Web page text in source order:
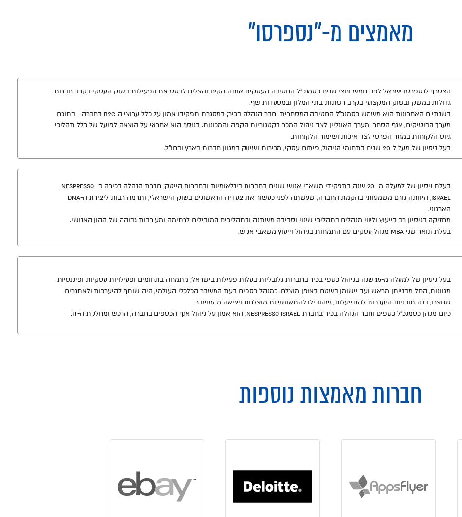
מאמצים מ-"נספרסו"
הצטרף לנספרסו ישראל לפני חמש וחצי שנים כסמנכ"ל החטיבה העסקית אותה הקים והצליח לבסס את הפעילות בשוק העסקי בקרב חברות
גדולות במשק ובשוק המקצועי בקרב רשתות בתי המלון ובמסעדות שף.
בשנתיים האחרונות הוא משמש כסמנכ"ל החטיבה המסחרית וחבר הנהלה בכיר; במסגרת תפקידו אמון על כלל ערוצי ה-B2C בחברה - בתוכם
מערך הבוטיקים, אגף הסחר ומערך האונליין לצד ניהול המכר בקטגוריות הקפה והמכונות. בנוסף הוא אחראי על הוצאה לפועל של כלל תהליכי
גיוס הלקוחות במגזר הפרטי לצד איכות ושימור הלקוחות.
בעל ניסיון של מעל ל-20 שנים בתחומי הניהול, פיתוח עסקי, מכירות ושיווק במגוון חברות בארץ ובחו"ל.
בעלת ניסיון של למעלה מ- 20 שנה בתפקידי משאבי אנוש שונים בחברות בינלאומיות ובחברות הייטק; חברת הנהלה בכירה ב- Nespresso
Israel, היוותה גורם משמעותי בהקמת החברה, שעשתה לפני כעשור את צעדיה הראשונים בשוק הישראלי, ותרמה רבות ליצירת ה-DNA
הארגוני.
מחזיקה בניסיון רב בייעוץ וליווי מנהלים בתהליכי שינוי וסביבה משתנה ובתהליכים המובילים לרתימה ומעורבות גבוהה של ההון האנושי.
בעלת תואר שני MBA מנהל עסקים עם התמחות בניהול וייעוץ משאבי אנוש.
בעל ניסיון של למעלה מ-15 שנה בניהול כספי בכיר בחברות גלובליות בעלות פעילות בישראל; מתמחה בתחומים ופעילויות עסקיות ופיננסיות
מגוונות, החל מבנייתן מראש ועד יישומן בשטח באופן מוצלח. כמנהל כספים בעת המשבר הכלכלי העולמי, היה שותף להיערכות ולאתגרים
שנוצרו, בנה תוכניות היערכות להתייעלות, שהובילו להתאוששות מוצלחת ויציאה מהמשבר.
כיום מכהן כסמנכ"ל כספים וחבר הנהלה בכיר בחברת Nespresso Israel. הוא אמון על ניהול אגף הכספים בחברה, הרכש ומחלקת ה-IT.
חברות מאמצות נוספות